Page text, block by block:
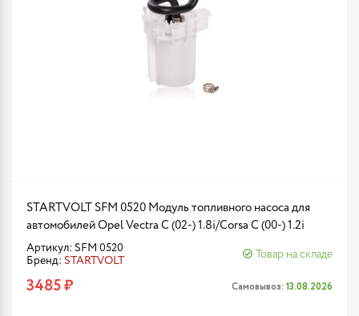
STARTVOLT SFM 0520 Модуль топливного насоса для
автомобилей Opel Vectra C (02-) 1.8i/Corsa C (00-) 1.2i
Артикул: SFM 0520
Бренд: STARTVOLT
Товар на складе
3485 ₽ Самовывоз: 13.08.2026